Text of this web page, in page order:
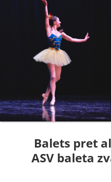
Balets pret
ASV baleta